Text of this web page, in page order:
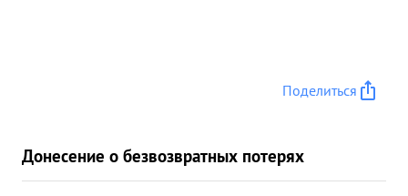
Поделиться
Донесение о безвозвратных потерях